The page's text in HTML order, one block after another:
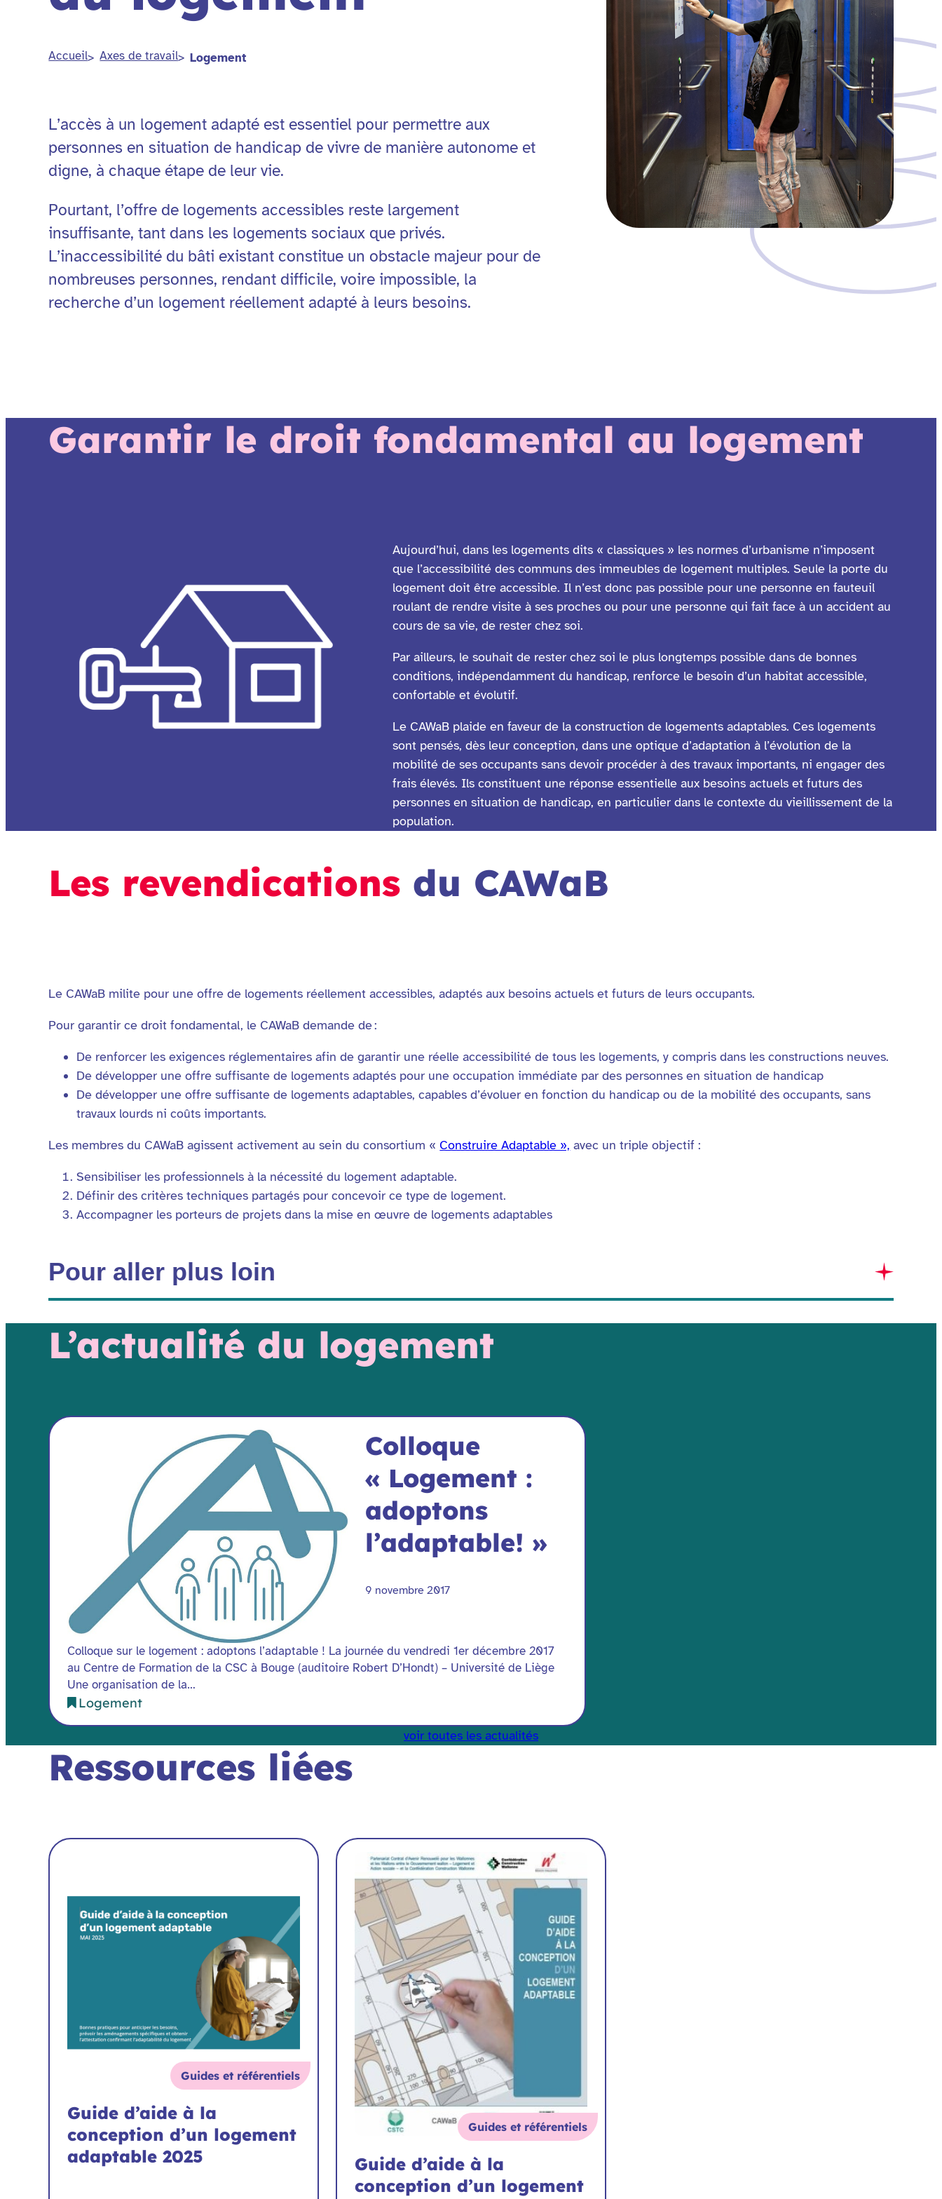
Accueil Axes de travail Logement
L’accès à un logement adapté est essentiel pour permettre aux
personnes en situation de handicap de vivre de manière autonome et
digne, à chaque étape de leur vie.
Pourtant, l’offre de logements accessibles reste largement
insuffisante, tant dans les logements sociaux que privés.
L’inaccessibilité du bâti existant constitue un obstacle majeur pour de
nombreuses personnes, rendant difficile, voire impossible, la
recherche d’un logement réellement adapté à leurs besoins.
Garantir le droit fondamental au logement
Aujourd’hui, dans les logements dits « classiques » les normes d’urbanisme n’imposent
que l’accessibilité des communs des immeubles de logement multiples. Seule la porte du
logement doit être accessible. Il n’est donc pas possible pour une personne en fauteuil
roulant de rendre visite à ses proches ou pour une personne qui fait face à un accident au
cours de sa vie, de rester chez soi.
Par ailleurs, le souhait de rester chez soi le plus longtemps possible dans de bonnes
conditions, indépendamment du handicap, renforce le besoin d’un habitat accessible,
confortable et évolutif.
Le CAWaB plaide en faveur de la construction de logements adaptables. Ces logements
sont pensés, dès leur conception, dans une optique d’adaptation à l’évolution de la
mobilité de ses occupants sans devoir procéder à des travaux importants, ni engager des
frais élevés. Ils constituent une réponse essentielle aux besoins actuels et futurs des
personnes en situation de handicap, en particulier dans le contexte du vieillissement de la
population.
Les revendications du CAWaB
Le CAWaB milite pour une offre de logements réellement accessibles, adaptés aux besoins actuels et futurs de leurs occupants.
Pour garantir ce droit fondamental, le CAWaB demande de :
De renforcer les exigences réglementaires afin de garantir une réelle accessibilité de tous les logements, y compris dans les constructions neuves.
De développer une offre suffisante de logements adaptés pour une occupation immédiate par des personnes en situation de handicap
De développer une offre suffisante de logements adaptables, capables d’évoluer en fonction du handicap ou de la mobilité des occupants, sans
travaux lourds ni coûts importants.
Les membres du CAWaB agissent activement au sein du consortium « Construire Adaptable », avec un triple objectif :
Sensibiliser les professionnels à la nécessité du logement adaptable.
Définir des critères techniques partagés pour concevoir ce type de logement.
Accompagner les porteurs de projets dans la mise en œuvre de logements adaptables
Pour aller plus loin
L’actualité du logement
Colloque
« Logement :
adoptons
l’adaptable! »
9 novembre 2017
Colloque sur le logement : adoptons l’adaptable ! La journée du vendredi 1er décembre 2017
au Centre de Formation de la CSC à Bouge (auditoire Robert D’Hondt) – Université de Liège
Une organisation de la…
Logement
voir toutes les actualités
Ressources liées
Guides et référentiels
Guide d’aide à la
conception d’un logement
adaptable 2025
Guides et référentiels
Guide d’aide à la
conception d’un logement